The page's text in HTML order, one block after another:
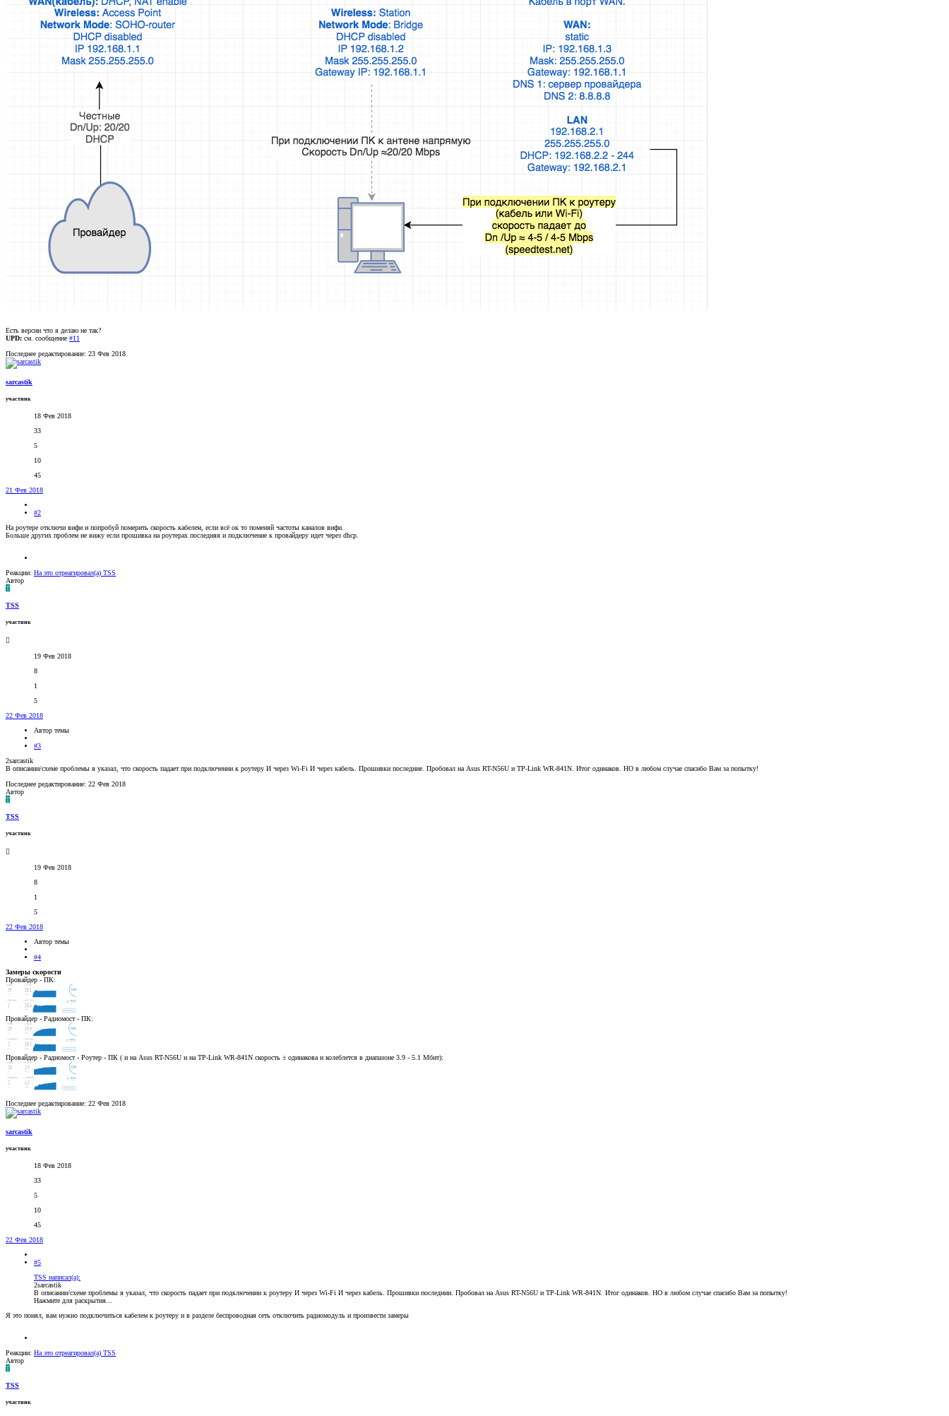
Есть версии что я делаю не так?
UPD: см. сообщение #11
Последнее редактирование: 23 Фев 2018
sarcastik
участник
18 Фев 2018
33
5
10
45
21 Фев 2018
#2
На роутере отключи вифи и попробуй померить скорость кабелем, если всё ок то поменяй частоты каналов вифи.
Больше других проблем не вижу если прошивка на роутерах последняя и подключение к провайдеру идет через dhcp.
Реакции: На это отреагировал(а) TSS
Автор
T
TSS
участник
19 Фев 2018
8
1
5
22 Фев 2018
Автор темы
#3
2sarcastik
В описании/схеме проблемы я указал, что скорость падает при подключении к роутеру И через Wi-Fi И через кабель. Прошивки последние. Пробовал на Asus RT-N56U и TP-Link WR-841N. Итог одинаков. НО в любом случае спасибо Вам за попытку!
Последнее редактирование: 22 Фев 2018
Автор
T
TSS
участник
19 Фев 2018
8
1
5
22 Фев 2018
Автор темы
#4
Замеры скорости
Провайдер - ПК:
Провайдер - Радиомост - ПК:
Провайдер - Радиомост - Роутер - ПК ( и на Asus RT-N56U и на TP-Link WR-841N скорость ± одинакова и колеблется в диапазоне 3.9 - 5.1 Мбит):
Последнее редактирование: 22 Фев 2018
sarcastik
участник
18 Фев 2018
33
5
10
45
22 Фев 2018
#5
TSS написал(а):
2sarcastik
В описании/схеме проблемы я указал, что скорость падает при подключении к роутеру И через Wi-Fi И через кабель. Прошивки последнии. Пробовал на Asus RT-N56U и TP-Link WR-841N. Итог одинаков. НО в любом случае спасибо Вам за попытку!
Нажмите для раскрытия...
Я это понял, вам нужно подключиться кабелем к роутеру и в разделе беспроводная сеть отключить радиомодуль и произвести замеры
Реакции: На это отреагировал(а) TSS
Автор
T
TSS
участник